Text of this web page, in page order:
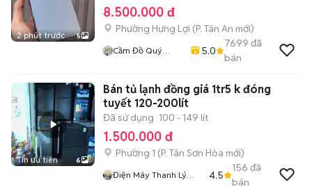
2 phút trước 5
8.500.000 đ
Phường Hưng Lợi (P. Tân An mới)
Cầm Đồ Quý
5.0
7699 đã
bán
Tin ưu tiên 6
Bán tủ lạnh đồng giá 1tr5 k đóng
tuyết 120-200lít
Đã sử dụng 100 - 149 lít
1.500.000 đ
Phường 1 (P. Tân Sơn Hòa mới)
Điện Máy Thanh Lý
4.5
156 đã
bán